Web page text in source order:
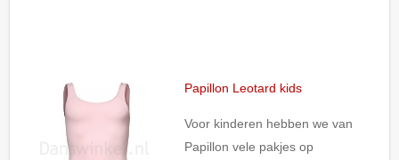
Papillon Leotard kids
Voor kinderen hebben we van
Papillon vele pakjes op